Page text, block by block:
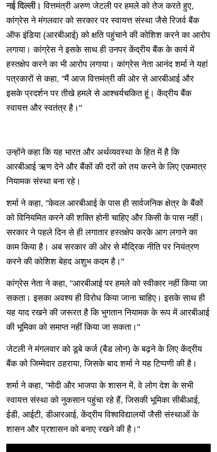
नई दिल्ली। वित्तमंत्री अरुण जेटली पर हमले को तेज करते हुए,
कांग्रेस ने मंगलवार को सरकार पर स्वायत्त संस्था जैसे रिजर्व बैंक
ऑफ इंडिया (आरबीआई) को क्षति पहुंचाने की कोशिश करने का आरोप
लगाया। कांग्रेस ने इसके साथ ही उनपर केंद्रीय बैंक के कार्य में
हस्तक्षेप करने का भी आरोप लगाया। कांग्रेस नेता आनंद शर्मा ने यहां
पत्रकारों से कहा, "मैं आज वित्तमंत्री की ओर से आरबीआई और
इसके प्रदर्शन पर तीखे हमले से आश्चर्यचकित हूं। केंद्रीय बैंक
स्वायत्त और स्वतंत्र है।"
उन्होंने कहा कि यह भारत और अर्थव्यवस्था के हित में है कि
आरबीआई ऋण देने और बैंकों की दरों को तय करने के लिए एकमात्र
नियामक संस्था बना रहे।
शर्मा ने कहा, "केवल आरबीआई के पास ही सार्वजनिक क्षेत्र के बैंकों
को विनियमित करने की शक्ति होनी चाहिए और किसी के पास नहीं।
सरकार ने पहले दिन से ही लगातार हस्तक्षेप करके आग लगाने का
काम किया है। अब सरकार की ओर से मौद्रिक नीति पर नियंत्रण
करने की कोशिश बेहद अशुभ कदम है।"
कांग्रेस नेता ने कहा, "आरबीआई पर हमले को स्वीकार नहीं किया जा
सकता। इसका अवश्य ही विरोध किया जाना चाहिए। इसके साथ ही
यह याद रखने की जरूरत है कि भुगतान नियामक के रूप में आरबीआई
की भूमिका को समाप्त नहीं किया जा सकता।"
जेटली ने मंगलवार को डूबे कर्ज (बैड लोन) के बढ़ने के लिए केंद्रीय
बैंक को जिम्मेदार ठहराया, जिसके बाद शर्मा ने यह टिप्पणी की है।
शर्मा ने कहा, "मोदी और भाजपा के शासन में, वे लोग देश के सभी
स्वायत्त संस्था को नुकसान पहुंचा रहे हैं, जिसकी भूमिका सीबीआई,
ईडी, आईटी, डीआरआई, केंद्रीय विश्वविद्यालयों जैसी संस्थाओं के
शासन और प्रशासन को बनाए रखने की है।"